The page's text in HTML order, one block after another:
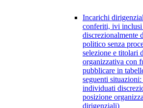
Incarichi
conferiti, ivi
discrezionalmente
politico senza
selezione e titolari
organizzativa con
pubblicare in
seguenti
individuati
posizione
dirigenziali)